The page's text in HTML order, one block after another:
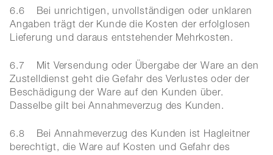
6.6 Bei unrichtigen, unvollständigen oder unklaren
Angaben trägt der Kunde die Kosten der erfolglosen
Lieferung und daraus entstehender Mehrkosten.
6.7 Mit Versendung oder Übergabe der Ware an den
Zustelldienst geht die Gefahr des Verlustes oder der
Beschädigung der Ware auf den Kunden über.
Dasselbe gilt bei Annahmeverzug des Kunden.
6.8 Bei Annahmeverzug des Kunden ist Hagleitner
berechtigt, die Ware auf Kosten und Gefahr des